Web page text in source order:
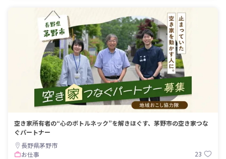
空き家所有者の“心のボトルネック”を解きほぐす、茅野市の空き家つな
ぐパートナー
長野県茅野市
お仕事
23